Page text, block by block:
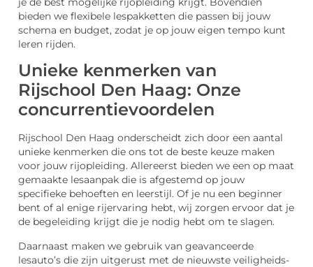
bieden we flexibele lespakketten die passen bij jouw
schema en budget, zodat je op jouw eigen tempo kunt
leren rijden.
Unieke kenmerken van
Rijschool Den Haag: Onze
concurrentievoordelen
Rijschool Den Haag onderscheidt zich door een aantal
unieke kenmerken die ons tot de beste keuze maken
voor jouw rijopleiding. Allereerst bieden we een op maat
gemaakte lesaanpak die is afgestemd op jouw
specifieke behoeften en leerstijl. Of je nu een beginner
bent of al enige rijervaring hebt, wij zorgen ervoor dat je
de begeleiding krijgt die je nodig hebt om te slagen.
Daarnaast maken we gebruik van geavanceerde
lesauto’s die zijn uitgerust met de nieuwste veiligheids-